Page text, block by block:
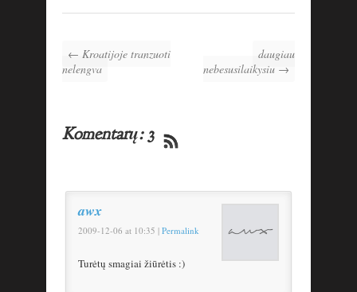
← Kroatijoje tranzuoti
nelengva
daugiau
nebesusilaikysiu →
Komentarų: 3
awx
2009-12-06 at 10:35 | Permalink
Turėtų smagiai žiūrėtis :)